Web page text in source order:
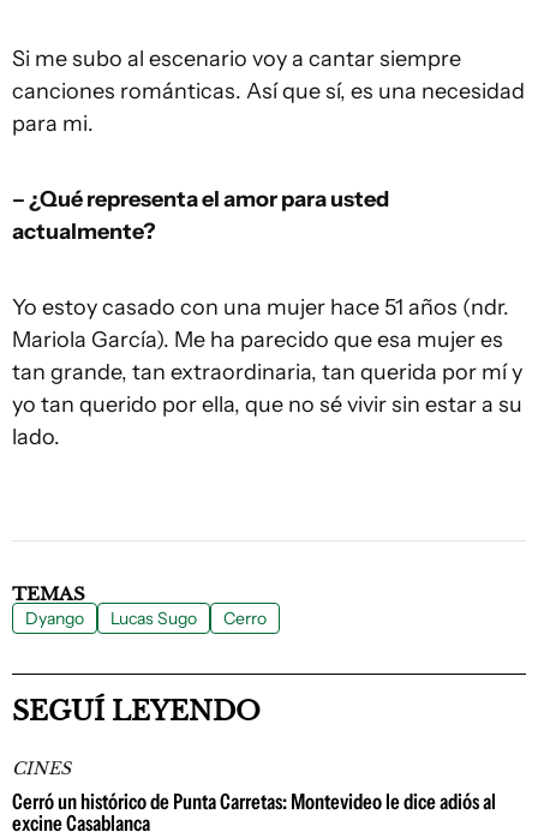
Si me subo al escenario voy a cantar siempre
canciones románticas. Así que sí, es una necesidad
para mi.
– ¿Qué representa el amor para usted
actualmente?
Yo estoy casado con una mujer hace 51 años (ndr.
Mariola García). Me ha parecido que esa mujer es
tan grande, tan extraordinaria, tan querida por mí y
yo tan querido por ella, que no sé vivir sin estar a su
lado.
TEMAS
Dyango Lucas Sugo Cerro
SEGUÍ LEYENDO
CINES
Cerró un histórico de Punta Carretas: Montevideo le dice adiós al
excine Casablanca